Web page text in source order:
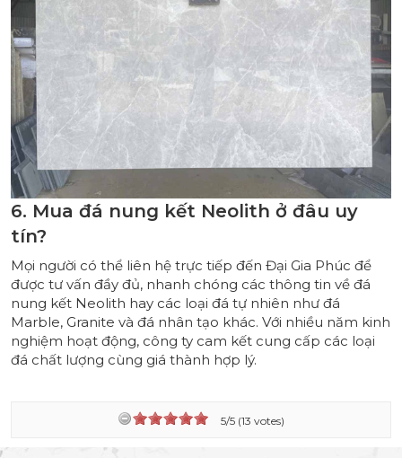
6. Mua đá nung kết Neolith ở đâu uy
tín?
Mọi người có thể liên hệ trực tiếp đến Đại Gia Phúc để
được tư vấn đầy đủ, nhanh chóng các thông tin về đá
nung kết Neolith hay các loại đá tự nhiên như đá
Marble, Granite và đá nhân tạo khác. Với nhiều năm kinh
nghiệm hoạt động, công ty cam kết cung cấp các loại
đá chất lượng cùng giá thành hợp lý.
5/5 (13 votes)